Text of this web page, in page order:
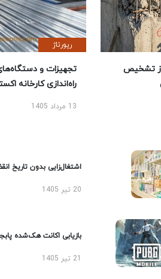
تشخیص
رپورتاژ
تجهیزات و دستگاه‌های
راه‌اندازی کارخانه
13 مرداد 1405
اشتغال‌زایی بدون تاریخ انقضا
20 تیر 1405
بازیابی اکانت هک‌شده